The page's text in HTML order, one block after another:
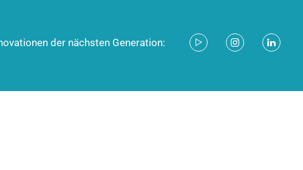
der nächsten Generation: